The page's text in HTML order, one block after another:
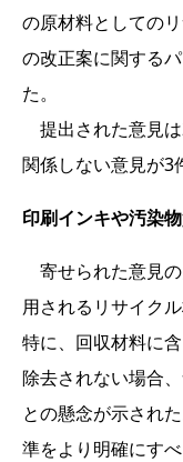
の原材料としての
の改正案に関する
た。
提出された意見
関係しない意見が3
印刷インキや汚染
寄せられた意見
用されるリサイク
特に、回収材料に
除去されない場合
との懸念が示され
準をより明確にす